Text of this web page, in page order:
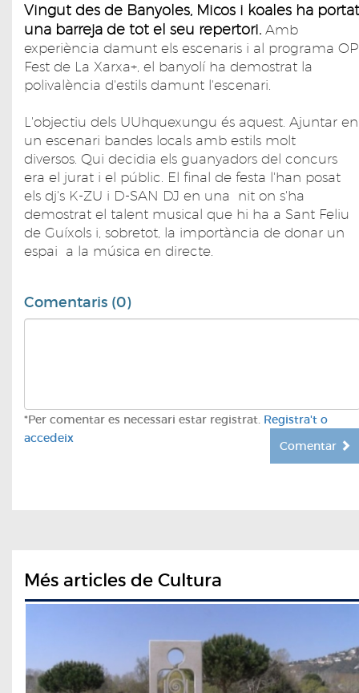
Vingut des de Banyoles, Micos i koales ha portat
una barreja de tot el seu repertori. Amb
experiència damunt els escenaris i al programa OP
Fest de La Xarxa+, el banyolí ha demostrat la
polivalència d'estils damunt l'escenari.
L'objectiu dels UUhquexungu és aquest. Ajuntar en
un escenari bandes locals amb estils molt
diversos. Qui decidia els guanyadors del concurs
era el jurat i el públic. El final de festa l'han posat
els dj's K-ZU i D-SAN DJ en una nit on s'ha
demostrat el talent musical que hi ha a Sant Feliu
de Guíxols i, sobretot, la importància de donar un
espai a la música en directe.
Comentaris (0)
*Per comentar es necessari estar registrat. Registra't o
accedeix
Comentar
Més articles de Cultura